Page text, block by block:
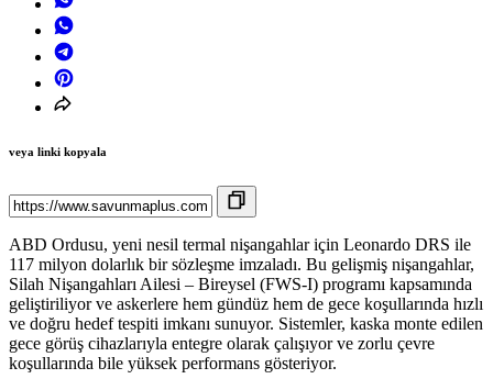
veya linki kopyala
ABD Ordusu, yeni nesil termal nişangahlar için Leonardo DRS ile
117 milyon dolarlık bir sözleşme imzaladı. Bu gelişmiş nişangahlar,
Silah Nişangahları Ailesi – Bireysel (FWS-I) programı kapsamında
geliştiriliyor ve askerlere hem gündüz hem de gece koşullarında hızlı
ve doğru hedef tespiti imkanı sunuyor. Sistemler, kaska monte edilen
gece görüş cihazlarıyla entegre olarak çalışıyor ve zorlu çevre
koşullarında bile yüksek performans gösteriyor.